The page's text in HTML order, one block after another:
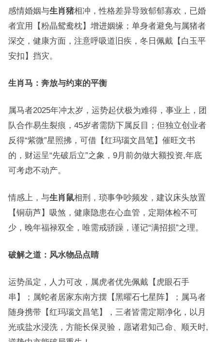
感情婚姻与生肖猪相冲，性格差异导致郁郁寡欢，已婚
者宜用【粉晶鸳鸯枕】增进姻缘；单身者避免与属猪者
深交，健康方面，注意呼吸道旧疾，冬日佩戴【白玉平
安扣】挡灾。
生肖马：奔放与约束的平衡
属马者2025年冲太岁，运势起伏极为难得，事业上，团
队合作易生裂痕，45岁者需防下属反目；但独立创业者
反得“紫微”星照拂，可借【红玛瑙文昌笔】催旺文书
的，财运呈“先破后立”之象，9月前勿做大额投资,年底
可考虑不动产。
情感上，与生肖鼠相刑，琐事争吵频发，建议床头放置
【铜葫芦】吸煞，健康隐患在心血管，定期体检不可
少，晚年福禄双全，唯需戒骄躁，谨记“满招损”之理。
破解之道：风水物品点睛
运势虽定，人力可改，属虎者优先佩戴【虎眼石手
串】；属蛇者居家东南方摆【黑曜石七星阵】；属马者
随身携带【红玛瑙文昌笔】，三者皆需定期净化，以月
光或盐水浸洗，方能长保灵验，愿诸君知己命、顺天时,